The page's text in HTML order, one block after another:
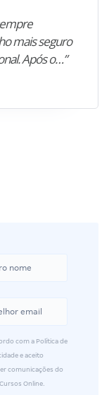
mais seguro
Após o…”
com a Política de
e aceito
comunicações do
Online.